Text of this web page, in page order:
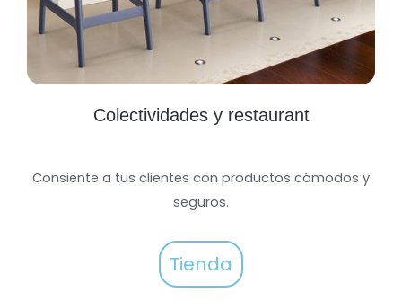
Colectividades y restaurant
Consiente a tus clientes con productos cómodos y
seguros.
Tienda